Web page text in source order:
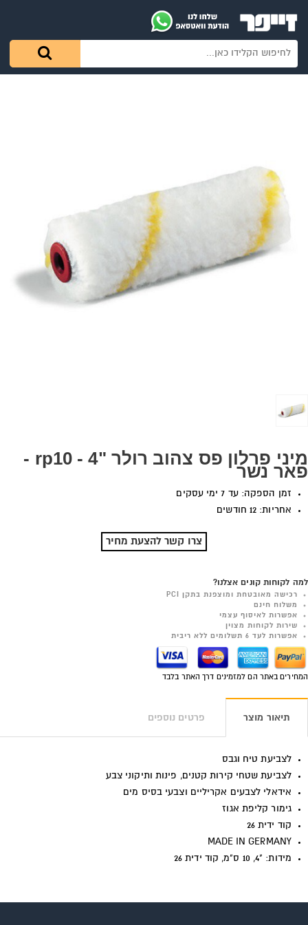
מיני פרלון פס צהוב רולר "4 - rp10 -
פאר נשר
זמן הספקה: עד 7 ימי עסקים
אחריות: 12 חודשים
צרו קשר להצעת מחיר
למה לקוחות קונים אצלנו?
רכישה מאובטחת ומוצפנת בתקן PCI
משלוח חינם
אפשרות לאיסוף עצמי
שירות לקוחות מצוין
אפשרות לעד 6 תשלומים ללא ריבית
המחירים באתר הם למזמינים דרך האתר בלבד
תיאור מוצר פרטים נוספים
לצביעת טיח וגבס
לצביעת שטחי קירות קטנים, פינות ותיקוני צבע
אידאלי לצבעים אקריליים וצבעי בסיס מים
גימור קליפת אגוז
קוד ידית 26
MADE IN GERMANY
מידות: "4, 10 ס"מ, קוד ידית 26